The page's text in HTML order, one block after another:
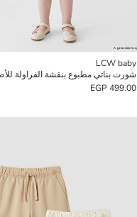
LCW baby
499.00 EGP